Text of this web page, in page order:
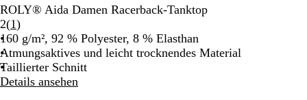
zum
und
die
Pfeiltasten
zum
zum
und
die
ROLY® Aida Damen Racerback-Tanktop
2(1Bewertungen
1
lesen
)
160 g/m², 92 % Polyester, 8 % Elasthan
Atmungsaktives und leicht trocknendes Material
Taillierter Schnitt
Details ansehen